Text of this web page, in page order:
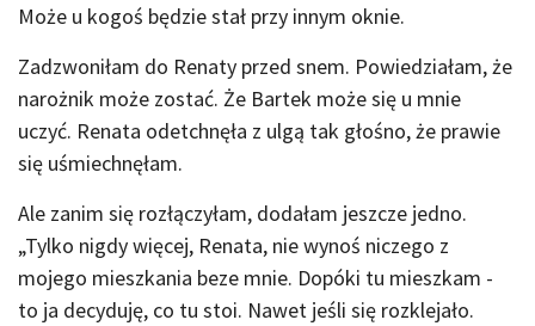
Może u kogoś będzie stał przy innym oknie.
Zadzwoniłam do Renaty przed snem. Powiedziałam, że
narożnik może zostać. Że Bartek może się u mnie
uczyć. Renata odetchnęła z ulgą tak głośno, że prawie
się uśmiechnęłam.
Ale zanim się rozłączyłam, dodałam jeszcze jedno.
„Tylko nigdy więcej, Renata, nie wynoś niczego z
mojego mieszkania beze mnie. Dopóki tu mieszkam -
to ja decyduję, co tu stoi. Nawet jeśli się rozklejało.